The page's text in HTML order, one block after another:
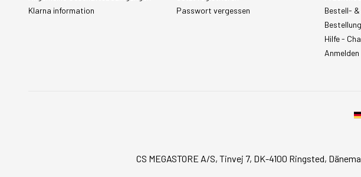
Klarna information
Passwort vergessen
Bestell-
Hilfe -
Anmelden
CS MEGASTORE A/S, Tinvej 7, DK-4100 Ringsted,